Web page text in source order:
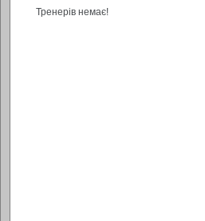
Тренерів немає!